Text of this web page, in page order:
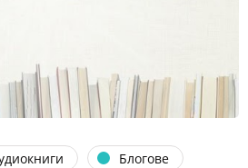
Блогове